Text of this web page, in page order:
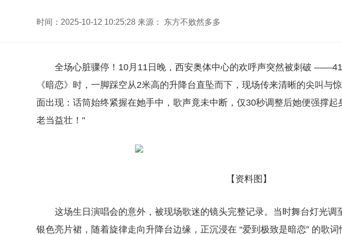
时间：2025-10-12 10:25:28 来源： 东方不败然多多
全场心脏骤停！10月11日晚，西安奥体中心的欢呼声突然被刺破
《暗恋》时，一脚踩空从2米高的升降台直坠而下，现场传来清晰的尖叫与
面出现：话筒始终紧握在她手中，歌声竟未中断，仅30秒调整后她便强撑起
老当益壮！"
【资料图】
这场生日演唱会的意外，被现场歌迷的镜头完整记录。当时舞台灯光调
银色亮片裙，随着旋律走向升降台边缘，正沉浸在 “爱到极致是暗恋” 的歌